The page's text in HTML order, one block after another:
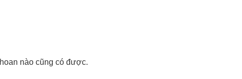
nào cũng có được.